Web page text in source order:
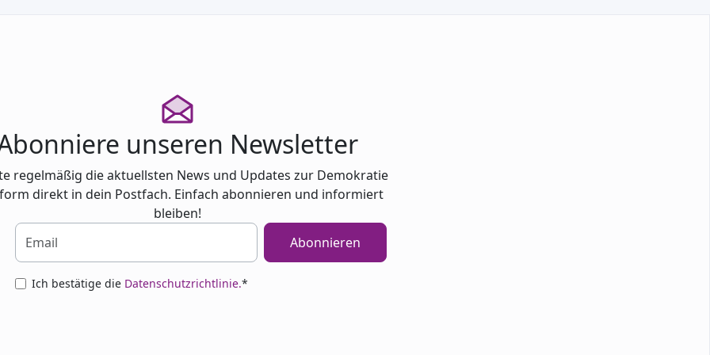
unseren Newsletter
regelmäßig die aktuellsten News und Updates zur Demokratie
direkt in dein Postfach. Einfach abonnieren und informiert
bleiben!
Ich bestätige die Datenschutzrichtlinie.*
Abonnieren